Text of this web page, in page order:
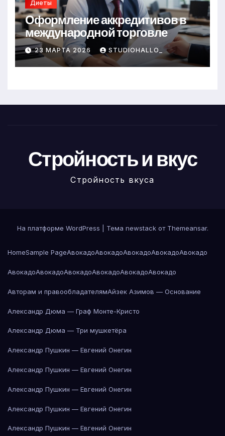
Диеты
Оформление аккредитивов в
международной торговле
23 МАРТА 2026 STUDIOHALLO_
Стройность и вкус
Стройность вкуса
На платформе WordPress Тема newstack от Themeansar.
HomeSample PageАвокадоАвокадоАвокадоАвокадоАвокадо
АвокадоАвокадоАвокадоАвокадоАвокадоАвокадо
Авторам и правообладателямАйзек Азимов — Основание
Александр Дюма — Граф Монте-Кристо
Александр Дюма — Три мушкетёра
Александр Пушкин — Евгений Онегин
Александр Пушкин — Евгений Онегин
Александр Пушкин — Евгений Онегин
Александр Пушкин — Евгений Онегин
Александр Пушкин — Евгений Онегин